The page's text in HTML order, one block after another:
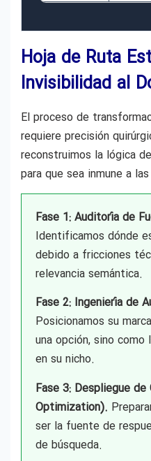
Hoja de Ruta
Invisibilidad al
El proceso de
requiere precisión
reconstruimos la lógica
para que sea inmune a
Fase 1: Auditoría de
Identificamos dónde
debido a fricciones
relevancia semántica.
Fase 2: Ingeniería de
Posicionamos su
una opción, sino
en su nicho.
Fase 3: Despliegue de
Optimization).
ser la fuente de
de búsqueda.